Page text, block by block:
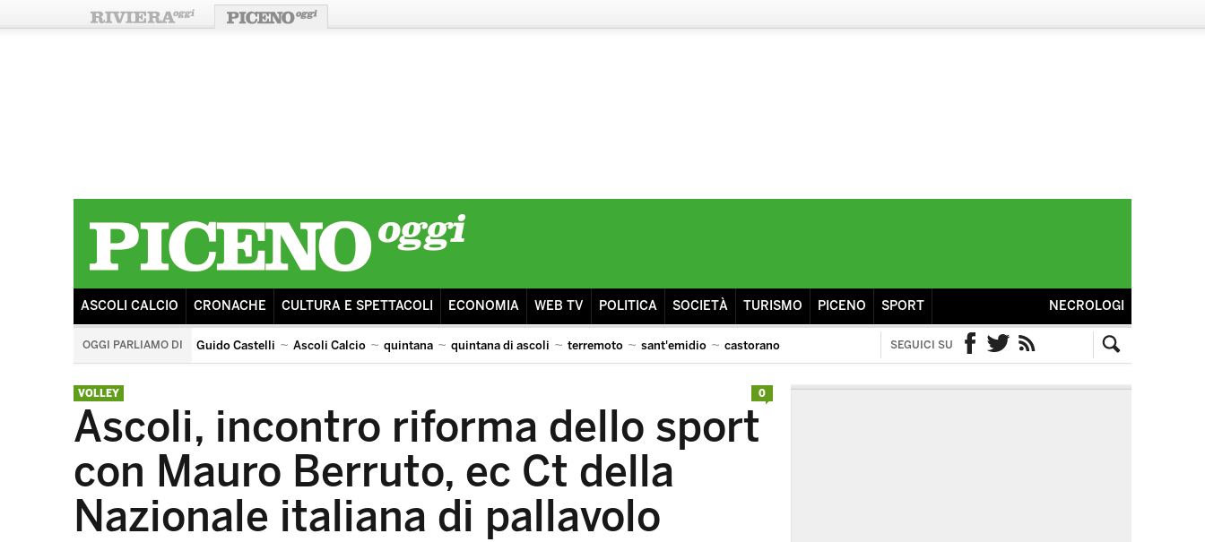
ASCOLI CALCIO CRONACHE CULTURA E SPETTACOLI ECONOMIA WEB TV POLITICA SOCIETÀ TURISMO PICENO SPORT NECROLOGI
OGGI PARLIAMO DI Guido Castelli Ascoli Calcio quintana quintana di ascoli terremoto sant'emidio castorano
quintana di ascoli piceno
SEGUICI SU
VOLLEY
Ascoli, incontro riforma dello sport
con Mauro Berruto, ec Ct della
Nazionale italiana di pallavolo
0